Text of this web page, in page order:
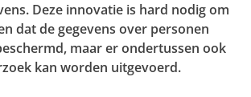
Deze innovatie is hard nodig om
dat de gegevens over personen
maar er ondertussen ook
kan worden uitgevoerd.